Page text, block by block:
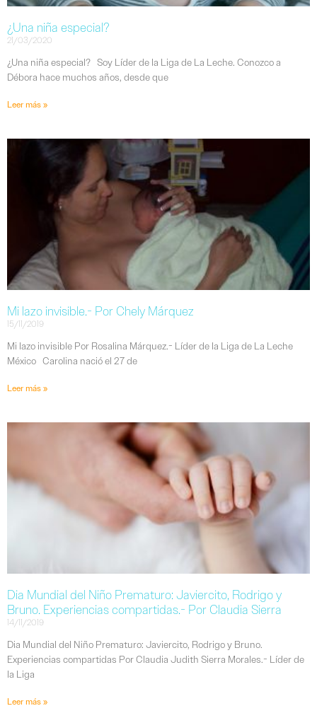
¿Una niña especial?
21/03/2020
¿Una niña especial? Soy Líder de la Liga de La Leche. Conozco a
Débora hace muchos años, desde que
Leer más »
Mi lazo invisible.- Por Chely Márquez
15/11/2019
Mi lazo invisible Por Rosalina Márquez.- Líder de la Liga de La Leche
México Carolina nació el 27 de
Leer más »
Dia Mundial del Niño Prematuro: Javiercito, Rodrigo y
Bruno. Experiencias compartidas.- Por Claudia Sierra
14/11/2019
Dia Mundial del Niño Prematuro: Javiercito, Rodrigo y Bruno.
Experiencias compartidas Por Claudia Judith Sierra Morales.- Líder de
la Liga
Leer más »